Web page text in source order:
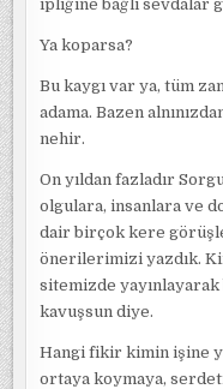
ipliğine bağlı sevdalar
Ya koparsa?
Bu kaygı var ya, tüm
adama. Bazen
nehir.
On yıldan fazladır
olgulara, insanlara ve
dair birçok kere
önerilerimizi yazdık.
sitemizde
kavuşsun diye.
Hangi fikir kimin işine
ortaya koymaya,